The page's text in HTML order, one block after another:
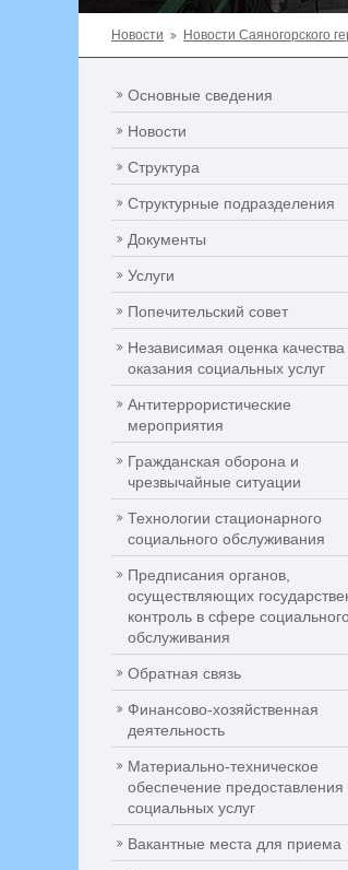
Новости Новости Саяногорского
Основные сведения
Новости
Структура
Структурные подразделения
Документы
Услуги
Попечительский совет
Независимая оценка качества
оказания социальных услуг
Антитеррористические
мероприятия
Гражданская оборона и
чрезвычайные ситуации
Технологии стационарного
социального обслуживания
Предписания органов,
осуществляющих
контроль в сфере
обслуживания
Обратная связь
Финансово-хозяйственная
деятельность
Материально-техническое
обеспечение предоставления
социальных услуг
Вакантные места для приема